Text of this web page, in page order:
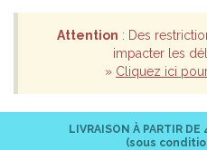
Attention : Des
impacter les
» Cliquez ici
LIVRAISON À PARTIR DE
(sous